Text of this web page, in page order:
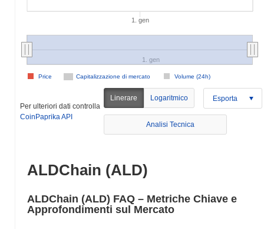
1. gen
Capitalizzazione di mercato Volume (24h)
Price
1. gen
Per ulteriori dati controlla
CoinPaprika API
Linerare Logaritmico Esporta
Analisi Tecnica
ALDChain (ALD)
ALDChain (ALD) FAQ – Metriche Chiave e
Approfondimenti sul Mercato